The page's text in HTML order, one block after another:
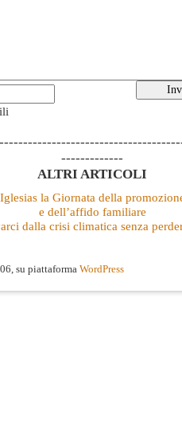
-------------
ALTRI ARTICOLI
la Giornata della
e dell’affido familiare
dalla crisi climatica senza
su piattaforma WordPress